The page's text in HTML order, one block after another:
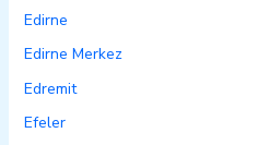
Edirne
Edirne Merkez
Edremit
Efeler